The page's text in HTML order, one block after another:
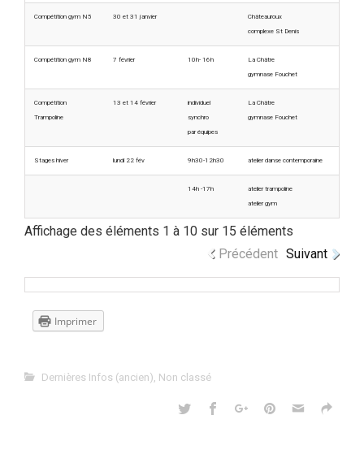
Compétition gym N5 30 et 31 janvier
Châteauroux
complexe St Denis
Compétition gym N8 7 février 10h- 16h
La Châtre
gymnase Fouchet
Compétition
Trampoline
13 et 14 février
individuel
synchro
par équipes
La Châtre
gymnase Fouchet
Stages hiver lundi 22 fév 9h30-12h30 atelier danse contemporaine
14h -17h
atelier trampoline
atelier gym
Affichage des éléments 1 à 10 sur 15 éléments
Précédent Suivant
Imprimer
Dernières Infos (ancien), Non classé